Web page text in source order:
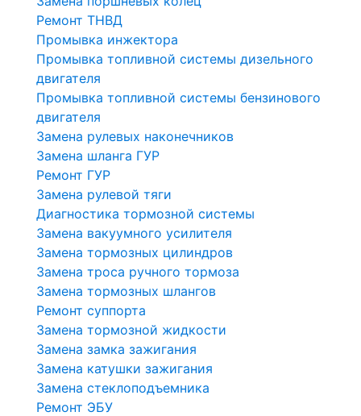
Ремонт ТНВД
Промывка инжектора
Промывка топливной системы дизельного
двигателя
Промывка топливной системы бензинового
двигателя
Замена рулевых наконечников
Замена шланга ГУР
Ремонт ГУР
Замена рулевой тяги
Диагностика тормозной системы
Замена вакуумного усилителя
Замена тормозных цилиндров
Замена троса ручного тормоза
Замена тормозных шлангов
Ремонт суппорта
Замена тормозной жидкости
Замена замка зажигания
Замена катушки зажигания
Замена стеклоподъемника
Ремонт ЭБУ